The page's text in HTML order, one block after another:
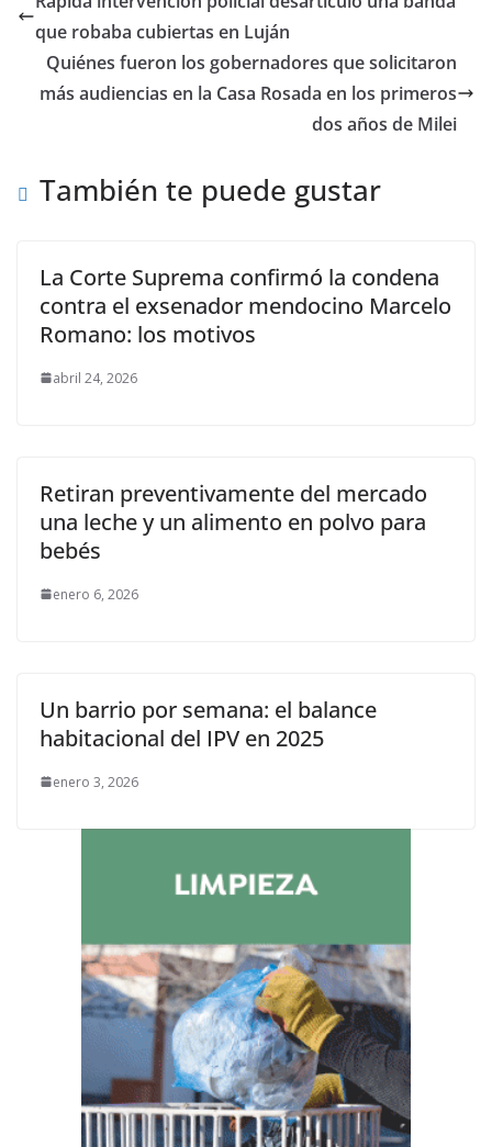
que robaba cubiertas en Luján
Quiénes fueron los gobernadores que solicitaron
más audiencias en la Casa Rosada en los primeros
dos años de Milei
También te puede gustar
La Corte Suprema confirmó la condena
contra el exsenador mendocino Marcelo
Romano: los motivos
abril 24, 2026
Retiran preventivamente del mercado
una leche y un alimento en polvo para
bebés
enero 6, 2026
Un barrio por semana: el balance
habitacional del IPV en 2025
enero 3, 2026